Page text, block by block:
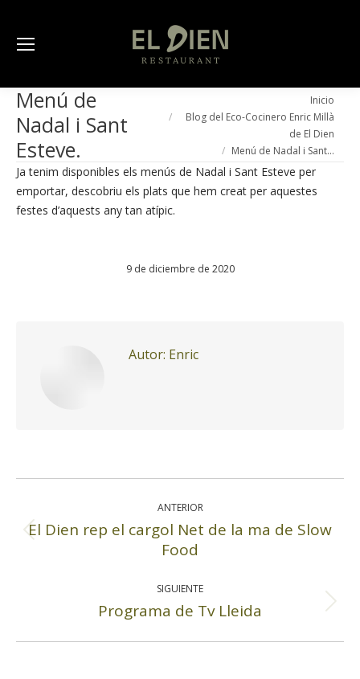
Menú de
Nadal i Sant
Esteve.
Inicio
Blog del Eco-Cocinero Enric Millà
de El Dien
Menú de Nadal i Sant…
Ja tenim disponibles els menús de Nadal i Sant Esteve per
emportar, descobriu els plats que hem creat per aquestes
festes d’aquests any tan atípic.
9 de diciembre de 2020
Autor: Enric
Navegación
publicaciones ANTERIOR
Publicación
anterior:
El Dien rep el cargol Net de la ma de Slow
Food
SIGUIENTE
Publicación
Programa de Tv Lleida